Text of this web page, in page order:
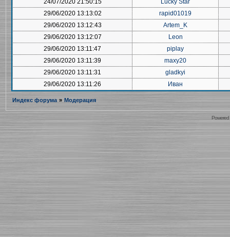
24/07/2020 21:50:15
Lucky Star
29/06/2020 13:13:02
rapid01019
29/06/2020 13:12:43
Artem_K
29/06/2020 13:12:07
Leon
29/06/2020 13:11:47
piplay
29/06/2020 13:11:39
maxy20
29/06/2020 13:11:31
gladkyi
29/06/2020 13:11:26
Иван
Индекс форума » Модерация